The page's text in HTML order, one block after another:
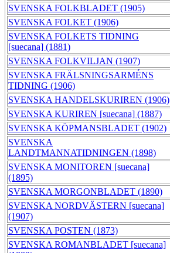
SVENSKA FOLKBLADET (1905)
SVENSKA FOLKET (1906)
SVENSKA FOLKETS TIDNING
[suecana] (1881)
SVENSKA FOLKVILJAN (1907)
SVENSKA FRÄLSNINGSARMÉNS
TIDNING (1906)
SVENSKA HANDELSKURIREN (1906)
SVENSKA KURIREN [suecana] (1887)
SVENSKA KÖPMANSBLADET (1902)
SVENSKA
LANDTMANNATIDNINGEN (1898)
SVENSKA MONITOREN [suecana]
(1895)
SVENSKA MORGONBLADET (1890)
SVENSKA NORDVÄSTERN [suecana]
(1907)
SVENSKA POSTEN (1873)
SVENSKA ROMANBLADET [suecana]